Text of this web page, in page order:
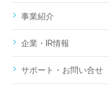
事業紹介
企業・IR情報
サポート・お問い合せ